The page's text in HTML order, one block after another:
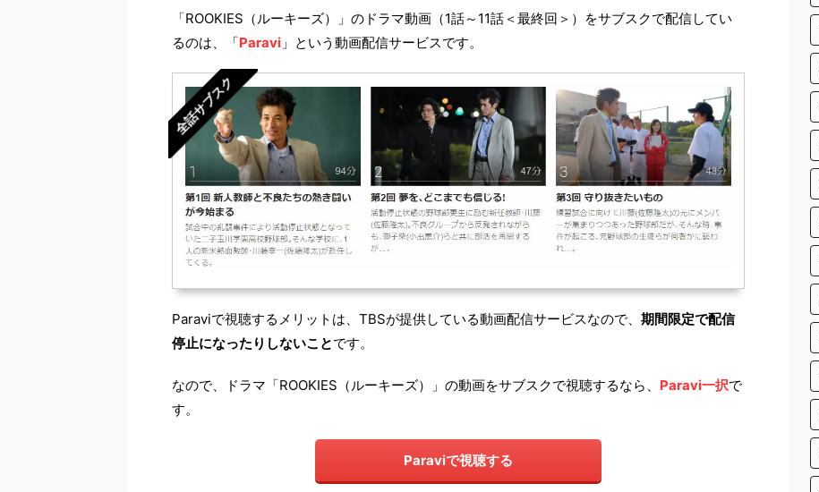
「ROOKIES（ルーキーズ）」のドラマ動画（1話～11話＜最終回＞）をサブスクで配信してい
るのは、「Paravi 」という動画配信サービスです。
全話サブスク
Paraviで視聴するメリットは、TBSが提供している動画配信サービスなので、 期間限定で配信
停止になったりしないことです。
なので、ドラマ「ROOKIES（ルーキーズ）」の動画をサブスクで視聴するなら、 Paravi一択で
す。
Paraviで視聴する